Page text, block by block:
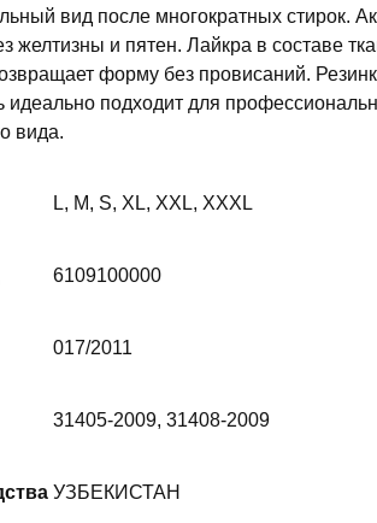
вид после многократных стирок.
желтизны и пятен. Лайкра в составе
форму без провисаний.
идеально подходит для
вида.
L, M, S, XL, XXL, XXXL
6109100000
017/2011
31405-2009, 31408-2009
УЗБЕКИСТАН